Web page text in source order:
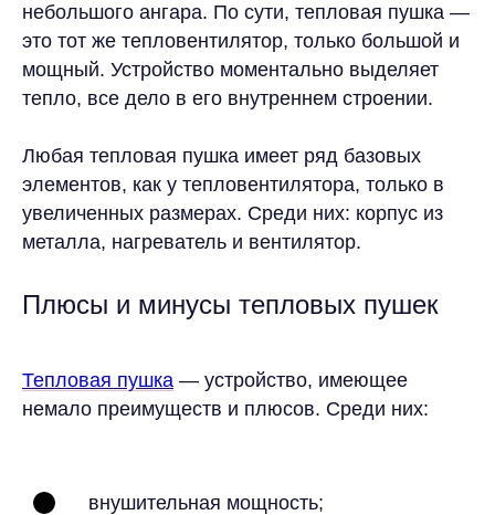
небольшого ангара. По сути, тепловая пушка —
это тот же тепловентилятор, только большой и
мощный. Устройство моментально выделяет
тепло, все дело в его внутреннем строении.
Любая тепловая пушка имеет ряд базовых
элементов, как у тепловентилятора, только в
увеличенных размерах. Среди них: корпус из
металла, нагреватель и вентилятор.
Плюсы и минусы тепловых пушек
Тепловая пушка — устройство, имеющее
немало преимуществ и плюсов. Среди них:
внушительная мощность;